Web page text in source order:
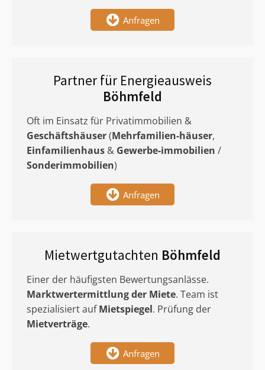
Anfragen
Partner für Energieausweis
Böhmfeld
Oft im Einsatz für Privatimmobilien &
Geschäftshäuser(Mehrfamilien-häuser,
Einfamilienhaus & Gewerbe-immobilien /
Sonderimmobilien)
Anfragen
Mietwertgutachten Böhmfeld
Einer der häufigsten Bewertungsanlässe.
Marktwertermittlungder Miete. Team ist
spezialisiert aufMietspiegel. Prüfung der
Mietverträge.
Anfragen